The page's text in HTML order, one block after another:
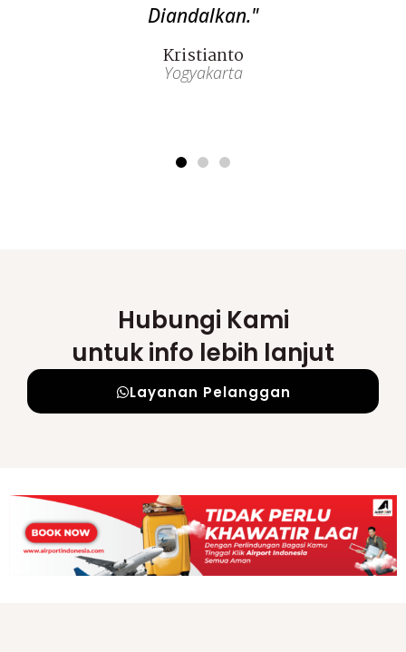
Diandalkan."
Kristianto
Yogyakarta
Hubungi Kami
untuk info lebih lanjut
Layanan Pelanggan